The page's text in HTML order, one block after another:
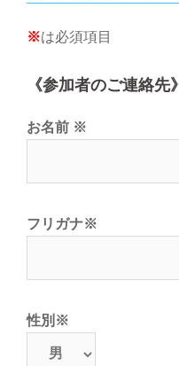
※は必須項目
《参加者のご連絡先》
お名前 ※
フリガナ※
性別 ※